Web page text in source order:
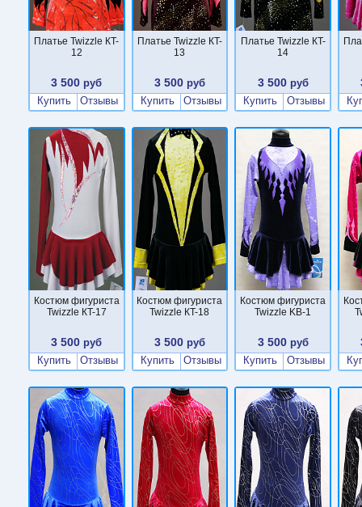
Платье Twizzle КT-
12
3 500 руб
Купить
Отзывы
Платье Twizzle КT-
13
3 500 руб
Купить
Отзывы
Платье Twizzle КT-
14
3 500руб
Купить
Отзывы
Костюм фигуриста
Twizzle КT-17
3 500 руб
Купить
Отзывы
Костюм фигуриста
Twizzle КT-18
3 500 руб
Купить
Отзывы
Костюм фигуриста
Twizzle KB-1
3 500руб
Купить
Отзывы